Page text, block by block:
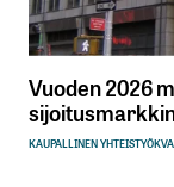
Vuoden 2026
KAUPALLINEN YHTEISTYÖ